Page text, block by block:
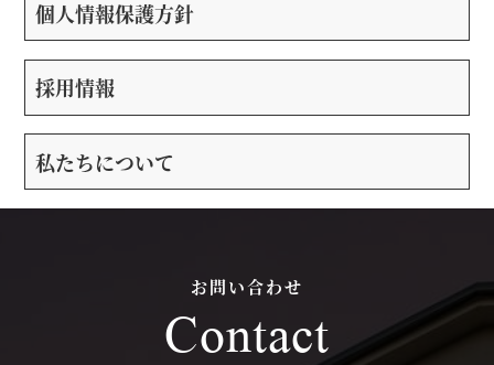
個人情報保護方針
採用情報
私たちについて
お問い合わせ
Contact